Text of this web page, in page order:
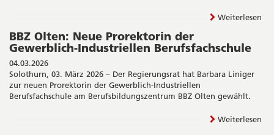
Weiterlesen
BBZ Olten: Neue Prorektorin der
Gewerblich-Industriellen Berufsfachschule
04.03.2026
Solothurn, 03. März 2026 – Der Regierungsrat hat Barbara Liniger
zur neuen Prorektorin der Gewerblich-Industriellen
Berufsfachschule am Berufsbildungszentrum BBZ Olten gewählt.
Weiterlesen